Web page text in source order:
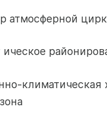
атмосферной
климатическая